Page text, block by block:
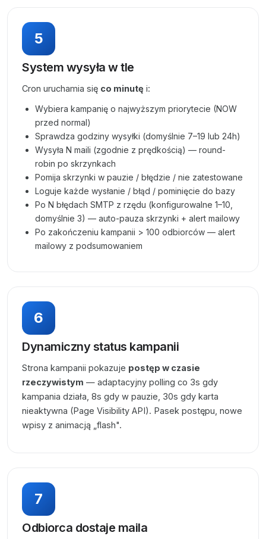
5
System wysyła w tle
Cron uruchamia się co minutę i:
Wybiera kampanię o najwyższym priorytecie (NOW
przed normal)
Sprawdza godziny wysyłki (domyślnie 7–19 lub 24h)
Wysyła N maili (zgodnie z prędkością) — round-
robin po skrzynkach
Pomija skrzynki w pauzie / błędzie / nie zatestowane
Loguje każde wysłanie / błąd / pominięcie do bazy
Po N błędach SMTP z rzędu (konfigurowalne 1–10,
domyślnie 3) — auto-pauza skrzynki + alert mailowy
Po zakończeniu kampanii > 100 odbiorców — alert
mailowy z podsumowaniem
6
Dynamiczny status kampanii
Strona kampanii pokazuje postęp w czasie
rzeczywistym — adaptacyjny polling co 3s gdy
kampania działa, 8s gdy w pauzie, 30s gdy karta
nieaktywna (Page Visibility API). Pasek postępu, nowe
wpisy z animacją „flash".
7
Odbiorca dostaje maila